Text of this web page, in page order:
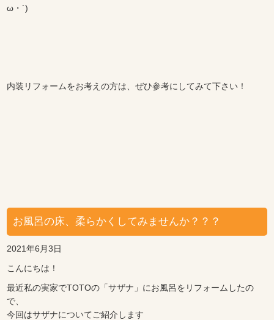
ω・´)
内装リフォームをお考えの方は、ぜひ参考にしてみて下さい！
お風呂の床、柔らかくしてみませんか？？？
2021年6月3日
こんにちは！
最近私の実家でTOTOの「サザナ」にお風呂をリフォームしたの
で、
今回はサザナについてご紹介します